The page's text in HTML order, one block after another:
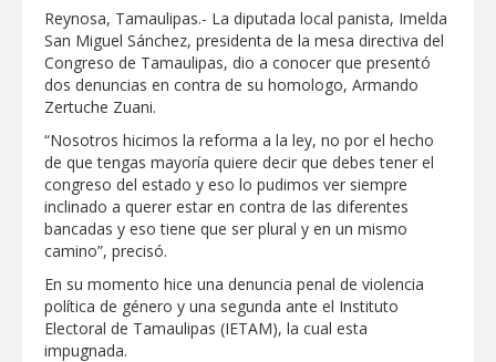
GOBIERNO MUNICIPAL LLEVARÁ
“PRESIDENCIA CERQUITA DE TI” A LAS
COLONIAS JARDÍN Y SAN RAFAEL
ciudadanos
ATIENDE COMAPA MÁS DE 1800
REPORTES RECIBIDOS A TRAVÉS DEL
073 DURANTE JULIO
Llevó Carlos Peña Ortiz programa
Subsidio del Agua a Valle Soleado
Reynosa, Tamaulipas.- La diputada local panista, Imelda
San Miguel Sánchez, presidenta de la mesa directiva del
Congreso de Tamaulipas, dio a conocer que presentó
dos denuncias en contra de su homologo, Armando
Zertuche Zuani.
“Nosotros hicimos la reforma a la ley, no por el hecho
de que tengas mayoría quiere decir que debes tener el
congreso del estado y eso lo pudimos ver siempre
inclinado a querer estar en contra de las diferentes
bancadas y eso tiene que ser plural y en un mismo
camino”, precisó.
En su momento hice una denuncia penal de violencia
política de género y una segunda ante el Instituto
Electoral de Tamaulipas (IETAM), la cual esta
impugnada.